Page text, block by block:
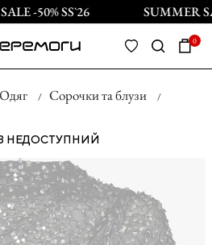
-50% SS`26 SUMMER
0
Одяг
Сорочки та блузи
НЕДОСТУПНИЙ